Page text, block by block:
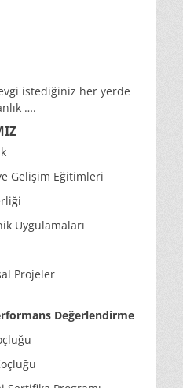
istediğiniz her yerde
….
Gelişim Eğitimleri
Uygulamaları
Projeler
Değerlendirme